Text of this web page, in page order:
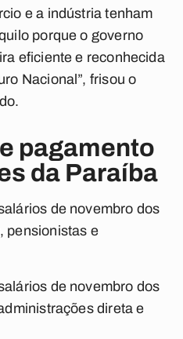
e a indústria tenham
porque o governo
eficiente e reconhecida
Nacional”, frisou o
pagamento
da Paraíba
de novembro dos
pensionistas e
de novembro dos
direta e